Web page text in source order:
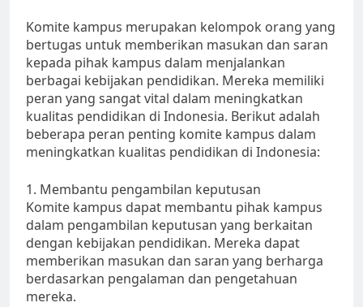
Komite kampus merupakan kelompok orang yang
bertugas untuk memberikan masukan dan saran
kepada pihak kampus dalam menjalankan
berbagai kebijakan pendidikan. Mereka memiliki
peran yang sangat vital dalam meningkatkan
kualitas pendidikan di Indonesia. Berikut adalah
beberapa peran penting komite kampus dalam
meningkatkan kualitas pendidikan di Indonesia:
1. Membantu pengambilan keputusan
Komite kampus dapat membantu pihak kampus
dalam pengambilan keputusan yang berkaitan
dengan kebijakan pendidikan. Mereka dapat
memberikan masukan dan saran yang berharga
berdasarkan pengalaman dan pengetahuan
mereka.